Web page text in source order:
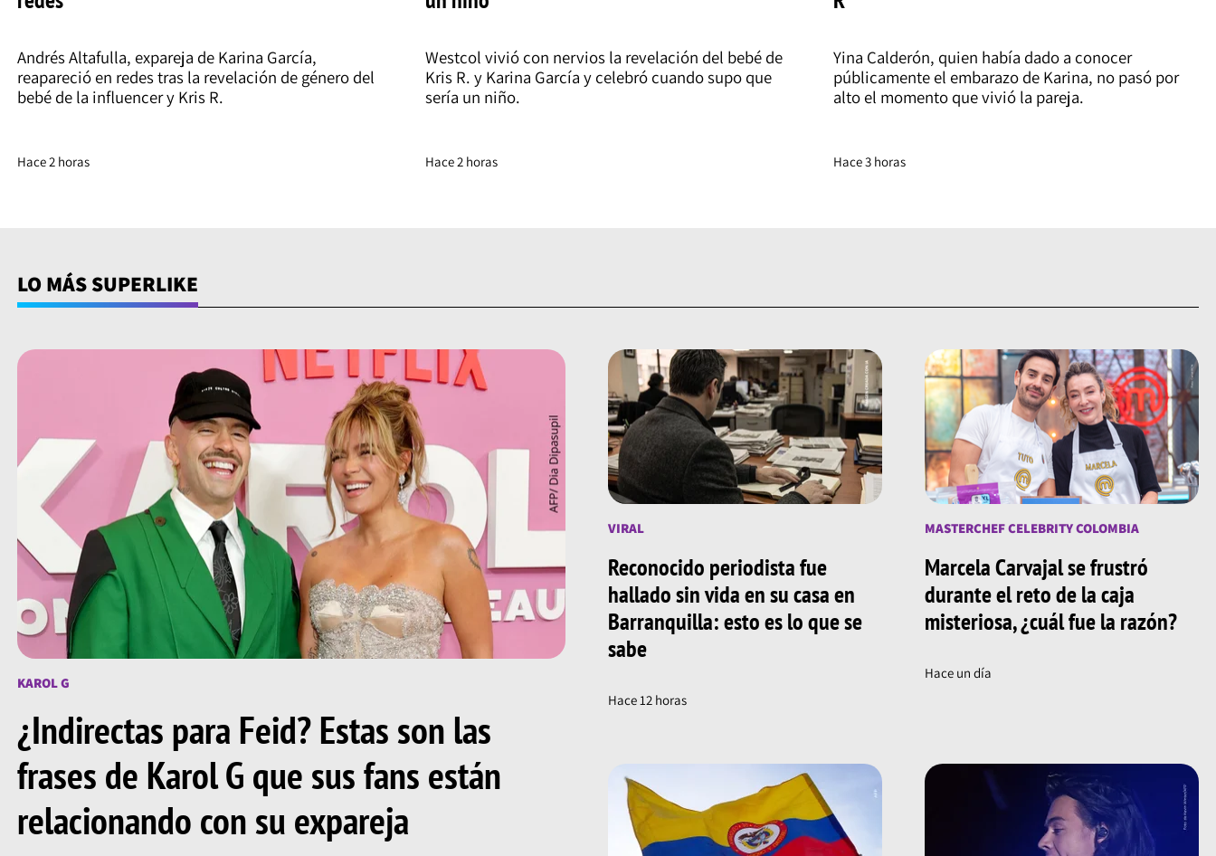
Andrés Altafulla, expareja de Karina García,
reapareció en redes tras la revelación de género del
bebé de la influencer y Kris R.
Hace 2 horas
Westcol vivió con nervios la revelación del bebé de
Kris R. y Karina García y celebró cuando supo que
sería un niño.
Hace 2 horas
Yina Calderón, quien había dado a conocer
públicamente el embarazo de Karina, no pasó por
alto el momento que vivió la pareja.
Hace 3 horas
LO MÁS SUPERLIKE
KAROL G
¿Indirectas para Feid? Estas son las
frases de Karol G que sus fans están
relacionando con su expareja
VIRAL
Reconocido periodista fue
hallado sin vida en su casa en
Barranquilla: esto es lo que se
sabe
Hace 12 horas
MASTERCHEF CELEBRITY COLOMBIA
Marcela Carvajal se frustró
durante el reto de la caja
misteriosa, ¿cuál fue la razón?
Hace un día